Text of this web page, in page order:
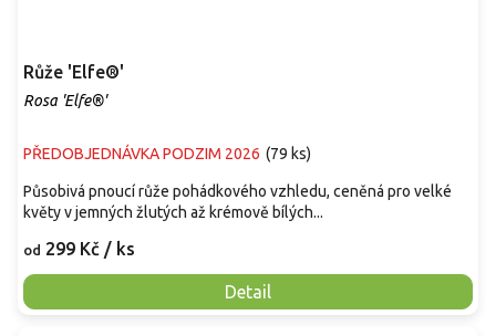
Růže 'Elfe®'
Rosa 'Elfe®'
PŘEDOBJEDNÁVKA PODZIM 2026 (79 ks)
od 299 Kč / ks
Detail
Působivá pnoucí růže pohádkového vzhledu, ceněná pro velké
květy v jemných žlutých až krémově bílých...